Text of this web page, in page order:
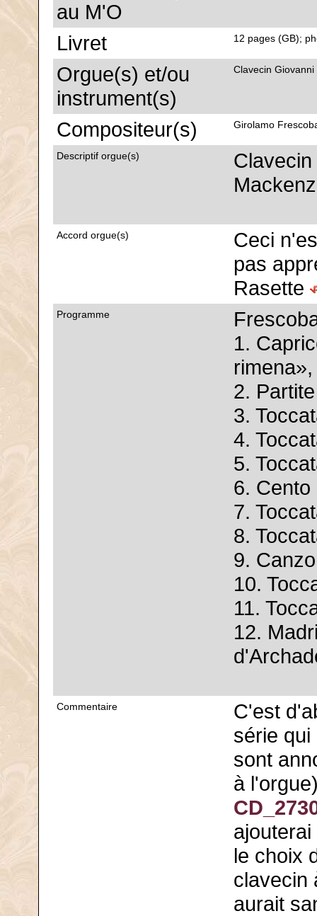
au M'O
Livret 12 pages (GB);
Orgue(s) et/ou
instrument(s)
Clavecin
Compositeur(s) Girolamo
Descriptif orgue(s)
Accord orgue(s)
Ceci
pas
Rasette
Programme
1.
2.
3.
4.
5.
6.
7.
8.
9.
10.
11.
12.
Commentaire
C'est
série
sont
à
le choix
clavecin
aurait